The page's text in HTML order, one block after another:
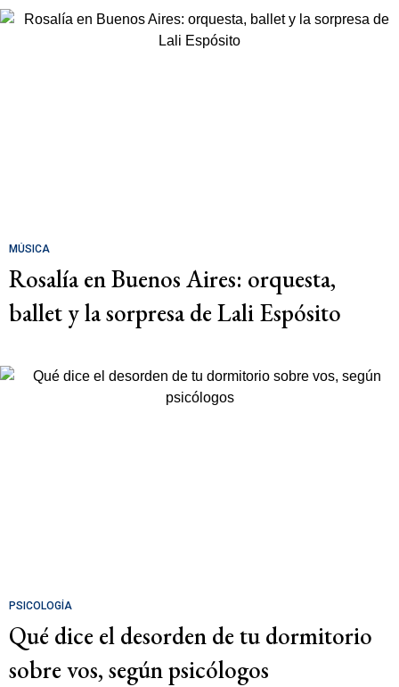
MÚSICA
Rosalía en Buenos Aires: orquesta,
ballet y la sorpresa de Lali Espósito
PSICOLOGÍA
Qué dice el desorden de tu dormitorio
sobre vos, según psicólogos